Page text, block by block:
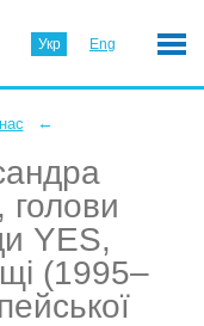
Укр Eng
←
голови
YES,
(1995–